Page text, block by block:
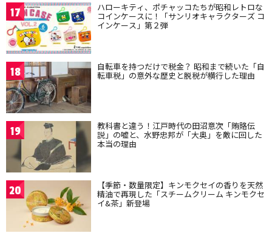
17 ハローキティ、ポチャッコたちが昭和レトロな
コインケースに！「サンリオキャラクターズ コ
インケース」第２弾
18 自転車を持つだけで税金？ 昭和まで続いた「自
転車税」の意外な歴史と脱税が横行した理由
19 教科書と違う！江戸時代の田沼意次「賄賂伝
説」の嘘と、水野忠邦が「大奥」を敵に回した
本当の理由
20 【季節・数量限定】キンモクセイの香りを天然
精油で再現した「スチームクリーム キンモクセ
イ&茶」新登場